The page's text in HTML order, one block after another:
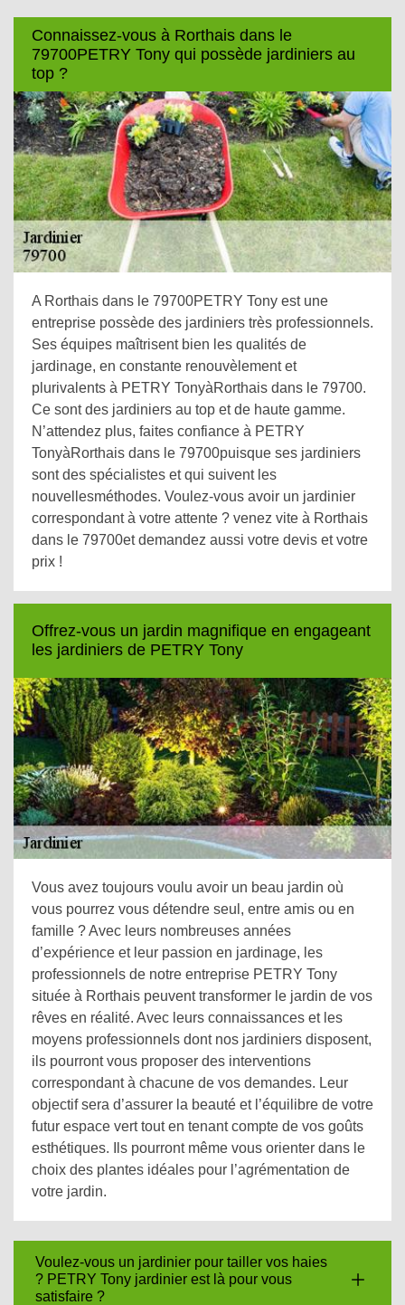
Connaissez-vous à Rorthais dans le
79700PETRY Tony qui possède jardiniers au
top ?
A Rorthais dans le 79700PETRY Tony est une
entreprise possède des jardiniers très professionnels.
Ses équipes maîtrisent bien les qualités de
jardinage, en constante renouvèlement et
plurivalents à PETRY TonyàRorthais dans le 79700.
Ce sont des jardiniers au top et de haute gamme.
N’attendez plus, faites confiance à PETRY
TonyàRorthais dans le 79700puisque ses jardiniers
sont des spécialistes et qui suivent les
nouvellesméthodes. Voulez-vous avoir un jardinier
correspondant à votre attente ? venez vite à Rorthais
dans le 79700et demandez aussi votre devis et votre
prix !
Offrez-vous un jardin magnifique en engageant
les jardiniers de PETRY Tony
Vous avez toujours voulu avoir un beau jardin où
vous pourrez vous détendre seul, entre amis ou en
famille ? Avec leurs nombreuses années
d’expérience et leur passion en jardinage, les
professionnels de notre entreprise PETRY Tony
située à Rorthais peuvent transformer le jardin de vos
rêves en réalité. Avec leurs connaissances et les
moyens professionnels dont nos jardiniers disposent,
ils pourront vous proposer des interventions
correspondant à chacune de vos demandes. Leur
objectif sera d’assurer la beauté et l’équilibre de votre
futur espace vert tout en tenant compte de vos goûts
esthétiques. Ils pourront même vous orienter dans le
choix des plantes idéales pour l’agrémentation de
votre jardin.
Voulez-vous un jardinier pour tailler vos haies
? PETRY Tony jardinier est là pour vous
satisfaire ?